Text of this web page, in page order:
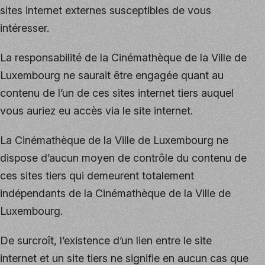
sites internet externes susceptibles de vous
intéresser.
La responsabilité de la Cinémathèque de la Ville de
Luxembourg ne saurait être engagée quant au
contenu de l’un de ces sites internet tiers auquel
vous auriez eu accès via le site internet.
La Cinémathèque de la Ville de Luxembourg ne
dispose d’aucun moyen de contrôle du contenu de
ces sites tiers qui demeurent totalement
indépendants de la Cinémathèque de la Ville de
Luxembourg.
De surcroît, l’existence d’un lien entre le site
internet et un site tiers ne signifie en aucun cas que